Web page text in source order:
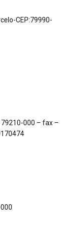
CEP:79990-
79210-000 – fax –